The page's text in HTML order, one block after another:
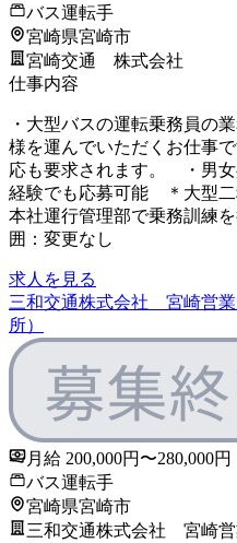
バス運転手
宮崎県宮崎市
宮崎交通 株式会社
仕事内容
・大型バスの運転乗務員の
様を運んでいただくお仕事
応も要求されます。 ・男
経験でも応募可能 ＊大型
本社運行管理部で乗務
囲：変更なし
求人を見る
三和交通株式会社 宮崎営
所）
月給 200,000円〜280,000円
バス運転手
宮崎県宮崎市
三和交通株式会社 宮崎